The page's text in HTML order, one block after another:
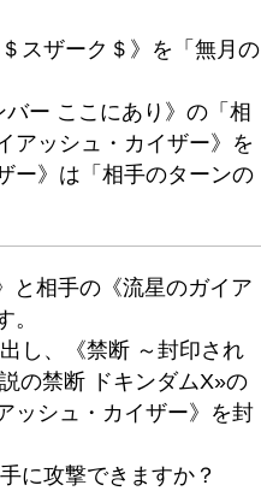
スザーク＄》を「無月の
ー ここにあり》の「相
アッシュ・カイザー》を
ー》は「相手のターンの
と相手の《流星のガイア
。
し、《禁断 ～封印され
の禁断 ドキンダムX»の
ッシュ・カイザー》を封
に攻撃できますか？